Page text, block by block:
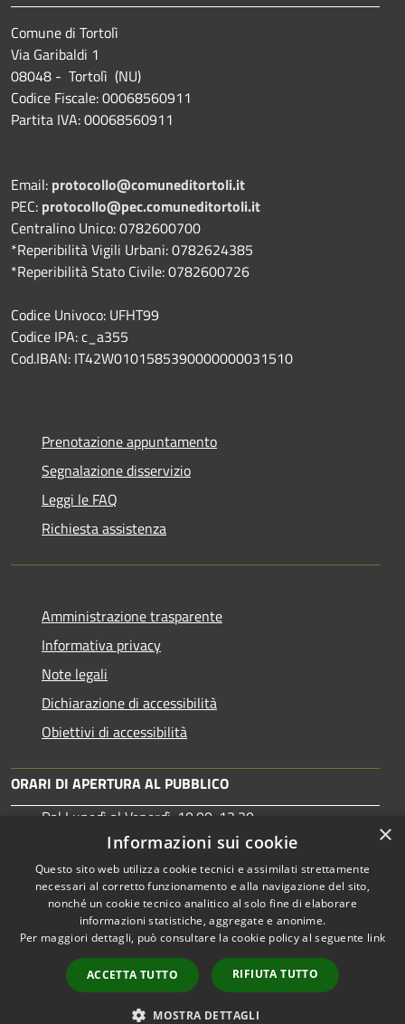
Comune di Tortolì
Via Garibaldi 1
08048 - Tortolì (NU)
Codice Fiscale: 00068560911
Partita IVA: 00068560911
Email: protocollo@comuneditortoli.it
PEC: protocollo@pec.comuneditortoli.it
Centralino Unico: 0782600700
*Reperibilità Vigili Urbani: 0782624385
*Reperibilità Stato Civile: 0782600726
Codice Univoco: UFHT99
Codice IPA: c_a355
Cod.IBAN: IT42W0101585390000000031510
Prenotazione appuntamento
Segnalazione disservizio
Leggi le FAQ
Richiesta assistenza
Amministrazione trasparente
Informativa privacy
Note legali
Dichiarazione di accessibilità
Obiettivi di accessibilità
ORARI DI APERTURA AL PUBBLICO
Dal Lunedì al Venerdì: 10:00-13:30
Martedì: 15:30-17:00
Accessibilità
Copyright © 2026 • Comune di
Tortolì • Powered by
Municipium•
Accesso
redazione
×
Informazioni sui cookie
Questo sito web utilizza cookie tecnici e assimilati strettamente
necessari al corretto funzionamento e alla navigazione del sito,
nonché un cookie tecnico analitico al solo fine di elaborare
informazioni statistiche, aggregate e anonime.
Per maggiori dettagli, può consultare la cookie policy al seguente link
ACCETTA TUTTO RIFIUTA TUTTO
MOSTRA DETTAGLI